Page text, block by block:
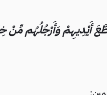
أَيْدِيهِمْ وَأَرْجُلُهُم